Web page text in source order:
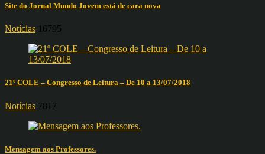
Site do Jornal Mundo Jovem está de cara nova
Notícias 16795
21º COLE – Congresso de Leitura – De 10 a 13/07/2018
Notícias 7817
Mensagem aos Professores.